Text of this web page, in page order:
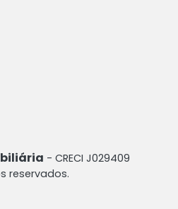
- CRECI J029409
reservados.